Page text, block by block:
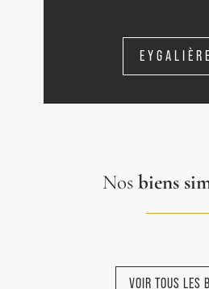
Nos biens
VOIR TOUS LES